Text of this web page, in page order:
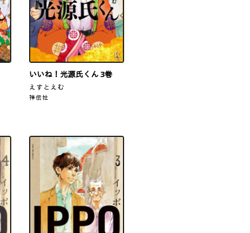
いいね！光源氏くん 3巻
えすとえむ
祥伝社